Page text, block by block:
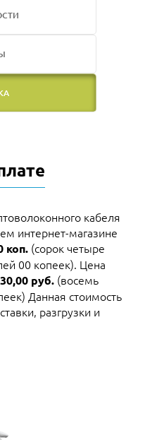
кабеля
интернет-магазине
коп. (сорок четыре
00 копеек). Цена
руб. (восемь
Данная стоимость
разгрузки и